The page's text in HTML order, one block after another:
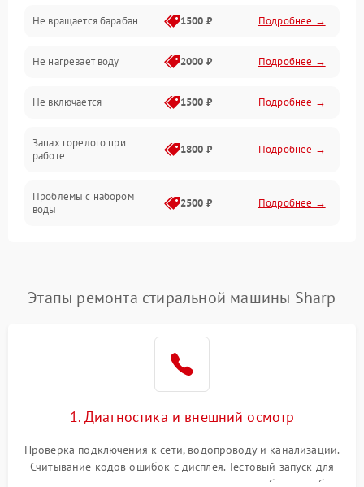
Слив
Программное обеспечение
Не вращается барабан 1500 ₽ Подробнее →
Не нагревает воду 2000 ₽ Подробнее →
Не включается 1500 ₽ Подробнее →
Запах горелого при
работе
1800 ₽ Подробнее →
Проблемы с набором
воды
2500 ₽ Подробнее →
Замена платы управления Подробнее →
Этапы ремонта стиральной машины Sharp
1. Диагностика и внешний осмотр
Проверка подключения к сети, водопроводу и канализации.
Считывание кодов ошибок с дисплея. Тестовый запуск для
выявления посторонних шумов, протечек или сбоев в работе